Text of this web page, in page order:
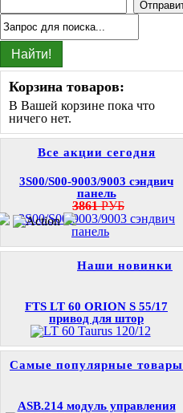
Корзина товаров:
В Вашей корзине пока что
ничего нет.
Все акции сегодня
3S00/S00-9003/9003 сэндвич
панель
3861РУБ
Наши новинки
FTS LT 60 ORION S 55/17
привод для штор
Самые популярные товары
ASB.214 модуль управления